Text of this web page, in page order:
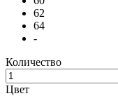
62
64
-
Количество
Цвет